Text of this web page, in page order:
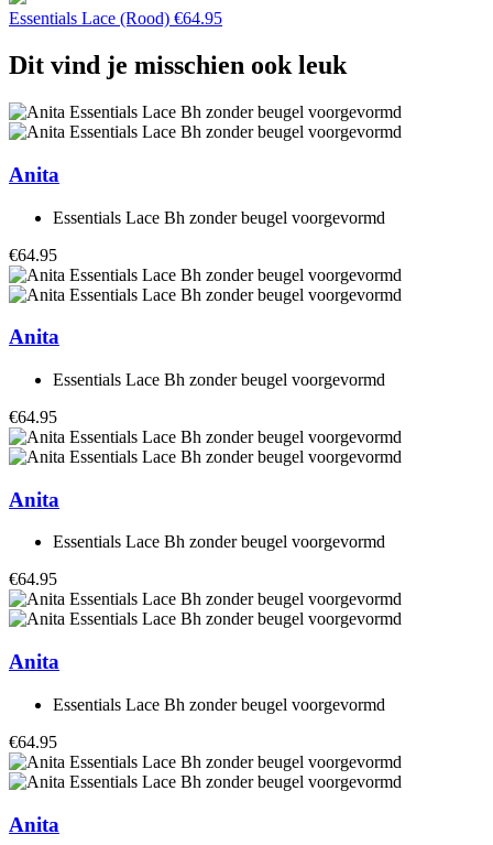
Essentials Lace (Rood) €64.95
Dit vind je misschien ook leuk
Anita
Essentials Lace Bh zonder beugel voorgevormd
€64.95
Anita
Essentials Lace Bh zonder beugel voorgevormd
€64.95
Anita
Essentials Lace Bh zonder beugel voorgevormd
€64.95
Anita
Essentials Lace Bh zonder beugel voorgevormd
€64.95
Anita